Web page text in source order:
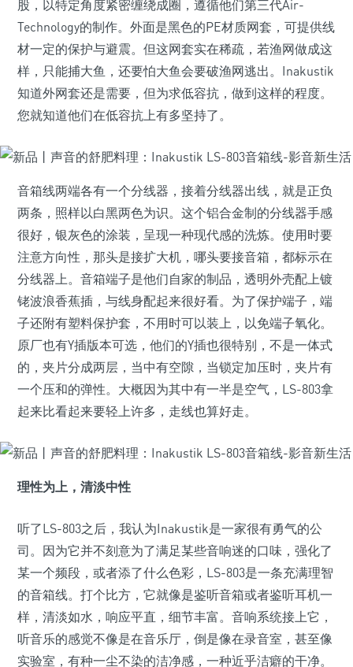
股，以特定角度紧密缠绕成圈，遵循他们第三代Air-
Technology的制作。外面是黑色的PE材质网套，可提供线
材一定的保护与避震。但这网套实在稀疏，若渔网做成这
样，只能捕大鱼，还要怕大鱼会要破渔网逃出。Inakustik
知道外网套还是需要，但为求低容抗，做到这样的程度。
您就知道他们在低容抗上有多坚持了。
音箱线两端各有一个分线器，接着分线器出线，就是正负
两条，照样以白黑两色为识。这个铝合金制的分线器手感
很好，银灰色的涂装，呈现一种现代感的洗炼。使用时要
注意方向性，那头是接扩大机，哪头要接音箱，都标示在
分线器上。音箱端子是他们自家的制品，透明外壳配上镀
铑波浪香蕉插，与线身配起来很好看。为了保护端子，端
子还附有塑料保护套，不用时可以装上，以免端子氧化。
原厂也有Y插版本可选，他们的Y插也很特别，不是一体式
的，夹片分成两层，当中有空隙，当锁定加压时，夹片有
一个压和的弹性。大概因为其中有一半是空气，LS-803拿
起来比看起来要轻上许多，走线也算好走。
理性为上，清淡中性
听了LS-803之后，我认为Inakustik是一家很有勇气的公
司。因为它并不刻意为了满足某些音响迷的口味，强化了
某一个频段，或者添了什么色彩，LS-803是一条充满理智
的音箱线。打个比方，它就像是鉴听音箱或者鉴听耳机一
样，清淡如水，响应平直，细节丰富。音响系统接上它，
听音乐的感觉不像是在音乐厅，倒是像在录音室，甚至像
实验室，有种一尘不染的洁净感，一种近乎洁癖的干净。